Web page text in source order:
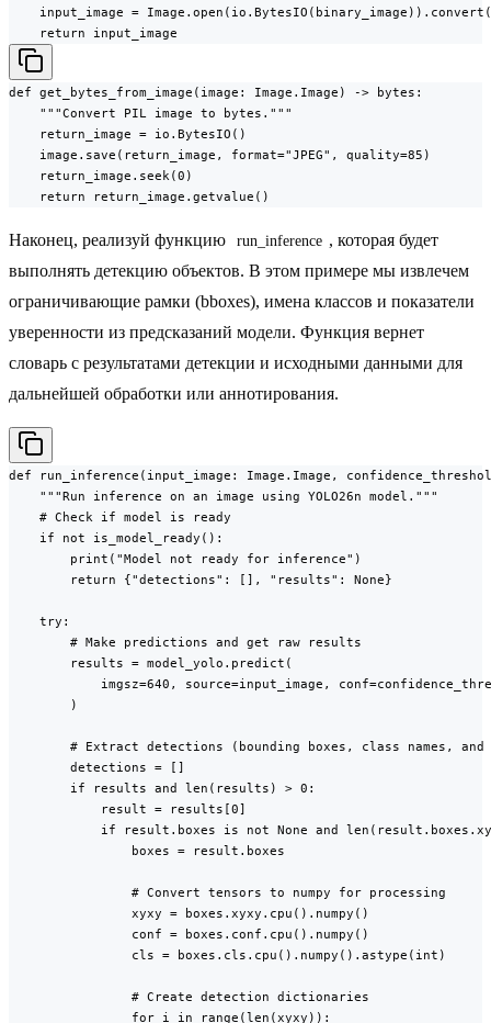
input_image =
    return input_image
def get_bytes_from_image(image: Image.Image) -> bytes:
    """Convert PIL image to bytes."""
    return_image = io.BytesIO()
    image.save(return_image, format="JPEG", quality=85)
    return_image.seek(0)
    return return_image.getvalue()
Наконец, реализуй функцию run_inference , которая будет
выполнять детекцию объектов. В этом примере мы извлечем
ограничивающие рамки (bboxes), имена классов и показатели
уверенности из предсказаний модели. Функция вернет
словарь с результатами детекции и исходными данными для
дальнейшей обработки или аннотирования.
def run_inference(input_image: Image.Image,
    """Run inference on an image using YOLO26n model."""
    # Check if model is ready
    if not is_model_ready():
        print("Model not ready for inference")
        return {"detections": [], "results": None}
    try:
        # Make predictions and get raw results
        results = model_yolo.predict(
imgsz=640, source=input_image,
        )
# Extract detections (bounding boxes, class names, and
        detections = []
        if results and len(results) > 0:
            result = results[0]
if result.boxes is not None and
                boxes = result.boxes
                # Convert tensors to numpy for processing
                xyxy = boxes.xyxy.cpu().numpy()
                conf = boxes.conf.cpu().numpy()
                cls = boxes.cls.cpu().numpy().astype(int)
                # Create detection dictionaries
                for i in range(len(xyxy)):